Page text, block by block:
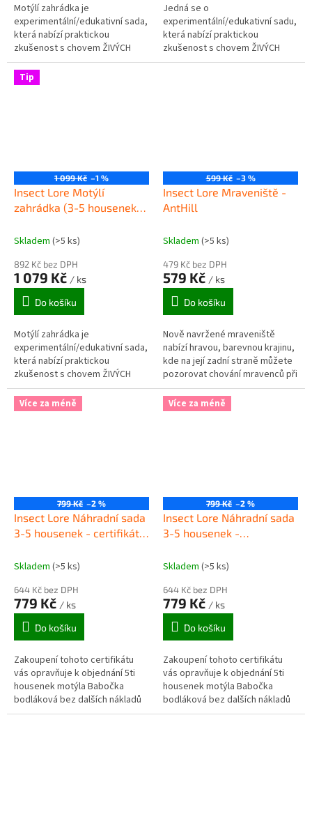
Motýlí zahrádka je
experimentální/edukativní sada,
která nabízí praktickou
zkušenost s chovem ŽIVÝCH
motýlků od housenek až po
vylíhnutí a vypuštění zpět do
přírody.
Jedná se o
experimentální/edukativní sadu,
která nabízí praktickou
zkušenost s chovem ŽIVÝCH
motýlků od housenek až po
Tip
1 099 Kč –1 %
Insect Lore Motýlí
zahrádka (3-5 housenek) -
Skladem (>5 ks)
892 Kč bez DPH
1 079 Kč / ks
Do košíku
Motýlí zahrádka je
experimentální/edukativní sada,
která nabízí praktickou
zkušenost s chovem ŽIVÝCH
motýlků od housenek až po
vylíhnutí a vypuštění zpět do
přírody.
599 Kč –3 %
Insect Lore Mraveniště -
AntHill
Skladem (>5 ks)
479 Kč bez DPH
579 Kč / ks
Do košíku
Nově navržené mraveniště
nabízí hravou, barevnou krajinu,
kde na její zadní straně můžete
pozorovat chování mravenců při
hloubení tunelů, komor a skrýší
ve speciálním písku.
Více za méně
799 Kč –2 %
Insect Lore Náhradní sada
3-5 housenek - certifikát v
Skladem (>5 ks)
644 Kč bez DPH
779 Kč / ks
Do košíku
Zakoupení tohoto certifikátu
vás opravňuje k objednání 5ti
housenek motýla Babočka
bodláková bez dalších nákladů
na doručení.
Více za méně
799 Kč –2 %
Insect Lore Náhradní sada
3-5 housenek -
Skladem (>5 ks)
644 Kč bez DPH
779 Kč / ks
Do košíku
Zakoupení tohoto certifikátu
vás opravňuje k objednání 5ti
housenek motýla Babočka
bodláková bez dalších nákladů
na doručení.